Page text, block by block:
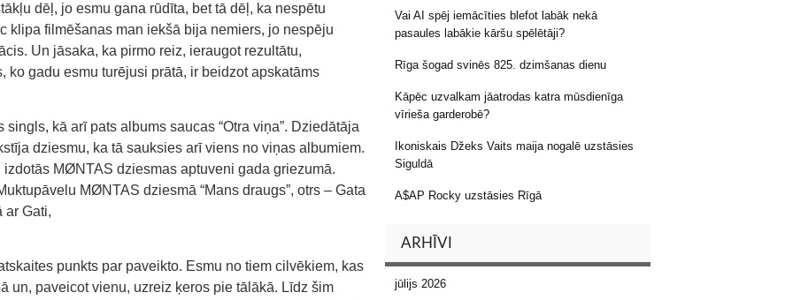
dēļ, jo esmu gana rūdīta, bet tā dēļ, ka nespētu
klipa filmēšanas man iekšā bija nemiers, jo nespēju
Un jāsaka, ka pirmo reiz, ieraugot rezultātu,
ko gadu esmu turējusi prātā, ir beidzot apskatāms
kā arī pats albums saucas “Otra viņa”. Dziedātāja
dziesmu, ka tā sauksies arī viens no viņas albumiem.
MØNTAS dziesmas aptuveni gada griezumā.
MØNTAS dziesmā “Mans draugs”, otrs – Gata
ar Gati,
punkts par paveikto. Esmu no tiem cilvēkiem, kas
un, paveicot vienu, uzreiz ķeros pie tālākā. Līdz šim
Vai AI spēj iemācīties blefot labāk nekā
pasaules labākie kāršu spēlētāji?
Rīga šogad svinēs 825. dzimšanas dienu
Kāpēc uzvalkam jāatrodas katra mūsdienīga
vīrieša garderobē?
Ikoniskais Džeks Vaits maija nogalē uzstāsies
Siguldā
A$AP Rocky uzstāsies Rīgā
ARHĪVI
jūlijs 2026